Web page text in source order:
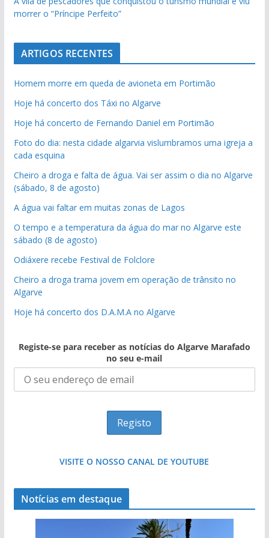
morrer o “Príncipe Perfeito”
ARTIGOS RECENTES
Homem morre em queda de avioneta em Portimão
Hoje há concerto dos Táxi no Algarve
Hoje há concerto de Fernando Daniel em Portimão
Foto do dia: nesta cidade algarvia vislumbramos uma igreja a
cada esquina
Cheiro a droga e falta de água. Vai ser assim o dia no Algarve
(sábado, 8 de agosto)
A água vai faltar em muitas zonas de Lagos
O tempo e a temperatura da água do mar no Algarve este
sábado (8 de agosto)
Odiáxere recebe Festival de Folclore
Cheiro a droga trama jovem em operação de trânsito no
Algarve
Hoje há concerto dos D.A.M.A no Algarve
Registe-se para receber as notícias do Algarve Marafado
no seu e-mail
VISITE O NOSSO CANAL DE YOUTUBE
Notícias em destaque